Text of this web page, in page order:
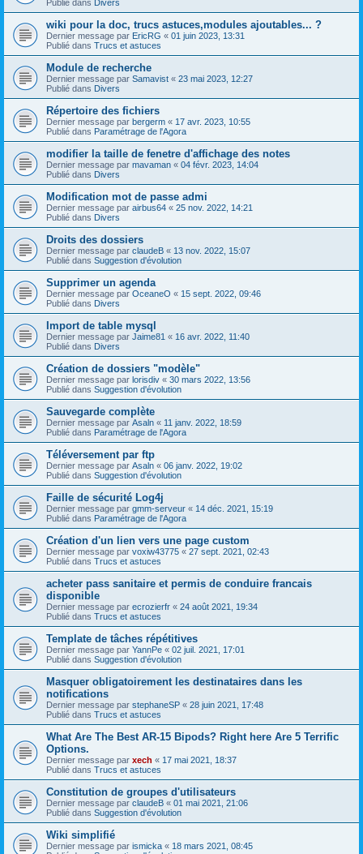
Publié dans Divers
wiki pour la doc, trucs astuces,modules ajoutables... ?
Dernier message par EricRG « 01 juin 2023, 13:31
Publié dans Trucs et astuces
Module de recherche
Dernier message par Samavist « 23 mai 2023, 12:27
Publié dans Divers
Répertoire des fichiers
Dernier message par bergerm « 17 avr. 2023, 10:55
Publié dans Paramétrage de l'Agora
modifier la taille de fenetre d'affichage des notes
Dernier message par mavaman « 04 févr. 2023, 14:04
Publié dans Divers
Modification mot de passe admi
Dernier message par airbus64 « 25 nov. 2022, 14:21
Publié dans Divers
Droits des dossiers
Dernier message par claudeB « 13 nov. 2022, 15:07
Publié dans Suggestion d'évolution
Supprimer un agenda
Dernier message par OceaneO « 15 sept. 2022, 09:46
Publié dans Divers
Import de table mysql
Dernier message par Jaime81 « 16 avr. 2022, 11:40
Publié dans Divers
Création de dossiers "modèle"
Dernier message par lorisdiv « 30 mars 2022, 13:56
Publié dans Suggestion d'évolution
Sauvegarde complète
Dernier message par Asaln « 11 janv. 2022, 18:59
Publié dans Paramétrage de l'Agora
Téléversement par ftp
Dernier message par Asaln « 06 janv. 2022, 19:02
Publié dans Suggestion d'évolution
Faille de sécurité Log4j
Dernier message par gmm-serveur « 14 déc. 2021, 15:19
Publié dans Paramétrage de l'Agora
Création d'un lien vers une page custom
Dernier message par voxiw43775 « 27 sept. 2021, 02:43
Publié dans Trucs et astuces
acheter pass sanitaire et permis de conduire francais
disponible
Dernier message par ecrozierfr « 24 août 2021, 19:34
Publié dans Trucs et astuces
Template de tâches répétitives
Dernier message par YannPe « 02 juil. 2021, 17:01
Publié dans Suggestion d'évolution
Masquer obligatoirement les destinataires dans les
notifications
Dernier message par stephaneSP « 28 juin 2021, 17:48
Publié dans Trucs et astuces
What Are The Best AR-15 Bipods? Right here Are 5 Terrific
Options.
Dernier message par xech « 17 mai 2021, 18:37
Publié dans Trucs et astuces
Constitution de groupes d'utilisateurs
Dernier message par claudeB « 01 mai 2021, 21:06
Publié dans Suggestion d'évolution
Wiki simplifié
Dernier message par ismicka « 18 mars 2021, 08:45